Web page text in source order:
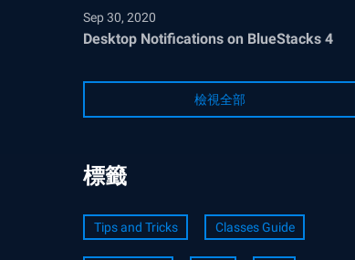
Sep 30, 2020
Desktop Notifications on BlueStacks 4
檢視全部
標籤
Tips and Tricks Classes Guide